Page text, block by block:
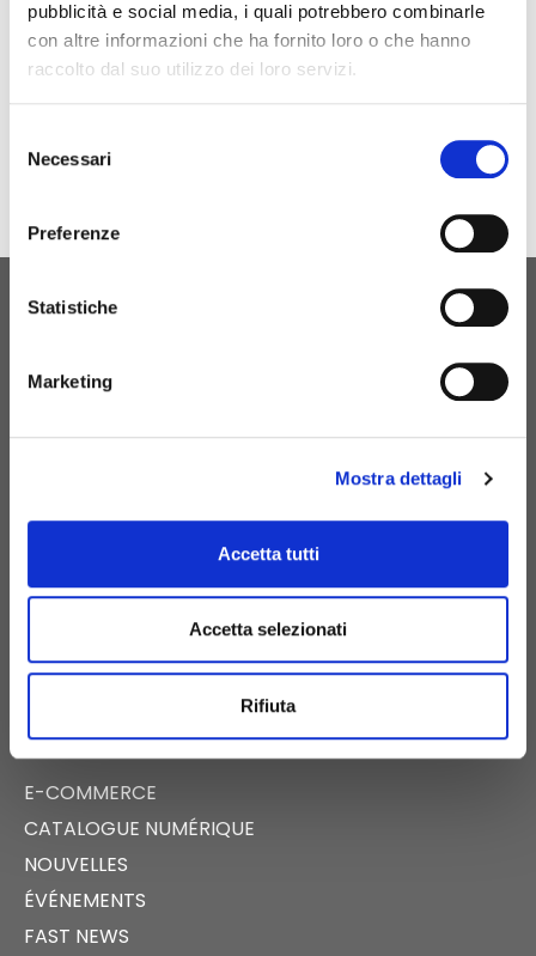
pubblicità e social media, i quali potrebbero combinarle
con altre informazioni che ha fornito loro o che hanno
raccolto dal suo utilizzo dei loro servizi.
delNecessari
Preferenze
Statistiche
Marketing
Mostra dettagli
Accetta tutti
Accetta selezionati
Rifiuta
CONTACTEZ-NOUS
BIRTH@BIRTH.IT
SS APPIA KM 192 500 – 81052
PIGNATARO MAGGIORE (CE)
E-COMMERCE
CATALOGUE NUMÉRIQUE
NOUVELLES
ÉVÉNEMENTS
FAST NEWS